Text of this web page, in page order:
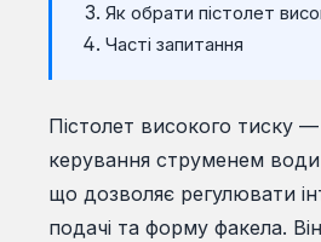
Як обрати пістолет
Часті запитання
Пістолет високого тиску
керування струменем води
що дозволяє регулювати
подачі та форму факела.